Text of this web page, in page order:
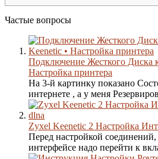
Частые вопросы
Подключение Жесткого Диска
Настройка принтера
На 3-й картинку показано
интернете , а у меня
Zyxel Keenetic 2 Настройка
Перед настройкой
интерфейсе надо перейти к